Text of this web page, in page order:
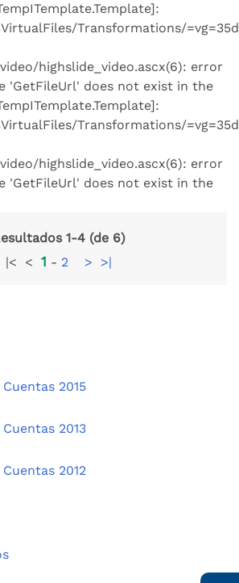
Transformations/
highslide_video.ascx(6): error
'GetFileUrl' does not exist in the
Transformations/
highslide_video.ascx(6): error
'GetFileUrl' does not exist in the
1-4 (de 6)
|< < 1 - 2 > >|
2015
2013
2012